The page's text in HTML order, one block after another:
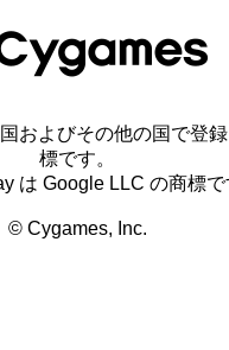
およびその他の国で登
標です。
は Google LLC の商標で
© Cygames, Inc.